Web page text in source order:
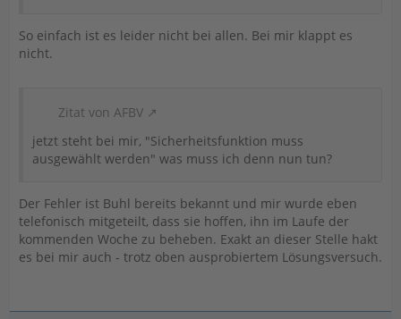
So einfach ist es leider nicht bei allen. Bei mir klappt es
nicht.
Zitat von AFBV
jetzt steht bei mir, "Sicherheitsfunktion muss
ausgewählt werden" was muss ich denn nun tun?
Der Fehler ist Buhl bereits bekannt und mir wurde eben
telefonisch mitgeteilt, dass sie hoffen, ihn im Laufe der
kommenden Woche zu beheben. Exakt an dieser Stelle hakt
es bei mir auch - trotz oben ausprobiertem Lösungsversuch.